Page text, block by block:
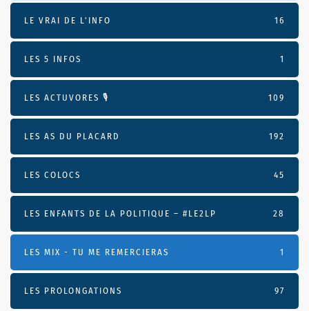
LE VRAI DE L’INFO 16
LES 5 INFOS 1
LES ACTUVORES 🎙 109
LES AS DU PLACARD 192
LES COLOCS 45
LES ENFANTS DE LA POLITIQUE – #LE2LP 28
LES MIX - TU ME REMERCIERAS 1
LES PROLONGATIONS 97